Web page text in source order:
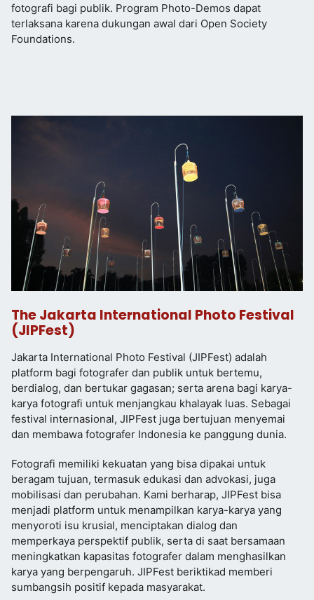
fotografi bagi publik. Program Photo-Demos dapat
terlaksana karena dukungan awal dari Open Society
Foundations.
The Jakarta International Photo Festival
(JIPFest)
Jakarta International Photo Festival (JIPFest) adalah
platform bagi fotografer dan publik untuk bertemu,
berdialog, dan bertukar gagasan; serta arena bagi karya-
karya fotografi untuk menjangkau khalayak luas. Sebagai
festival internasional, JIPFest juga bertujuan menyemai
dan membawa fotografer Indonesia ke panggung dunia.
Fotografi memiliki kekuatan yang bisa dipakai untuk
beragam tujuan, termasuk edukasi dan advokasi, juga
mobilisasi dan perubahan. Kami berharap, JIPFest bisa
menjadi platform untuk menampilkan karya-karya yang
menyoroti isu krusial, menciptakan dialog dan
memperkaya perspektif publik, serta di saat bersamaan
meningkatkan kapasitas fotografer dalam menghasilkan
karya yang berpengaruh. JIPFest beriktikad memberi
sumbangsih positif kepada masyarakat.